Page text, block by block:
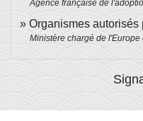
Agence française de
Organismes
Ministère chargé de